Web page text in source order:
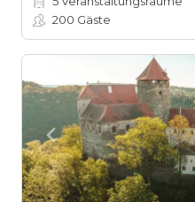
200 Gäste